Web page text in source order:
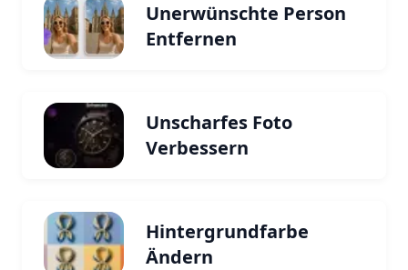
Unerwünschte Person
Entfernen
Unscharfes Foto
Verbessern
Hintergrundfarbe
Ändern